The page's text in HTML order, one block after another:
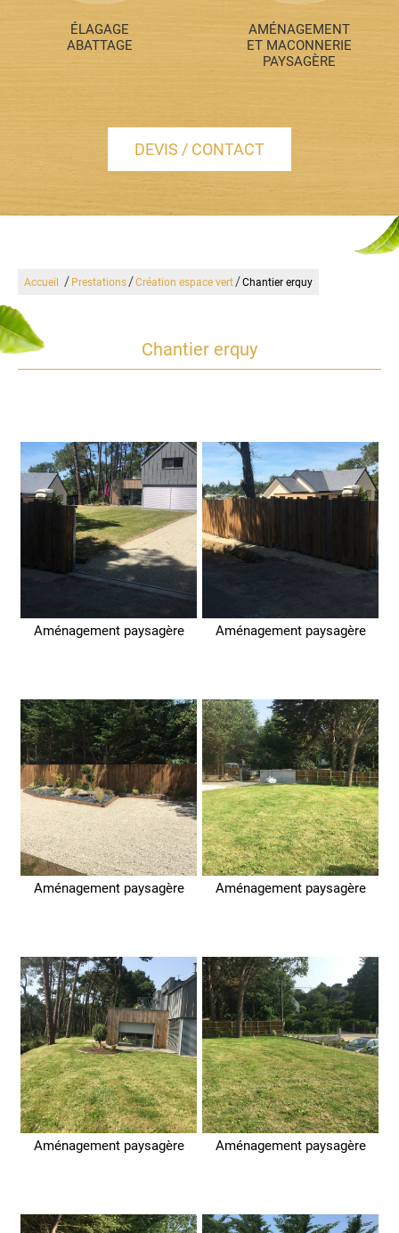
ÉLAGAGE
ABATTAGE
AMÉNAGEMENT
ET MACONNERIE
PAYSAGÈRE
DEVIS / CONTACT
Accueil / Prestations/Création espace vert/Chantier erquy
Chantier erquy
Aménagement paysagère Aménagement paysagère
Aménagement paysagère Aménagement paysagère
Aménagement paysagère Aménagement paysagère